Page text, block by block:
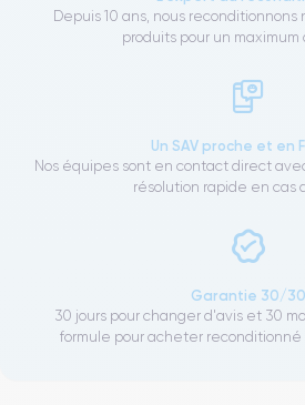
Depuis 10 ans, nous
produits pour un
Un SAV proche et en
Nos équipes sont en contact direct
résolution rapide en cas
Garantie 30/30
30 jours pour changer d'avis et 30
formule pour acheter